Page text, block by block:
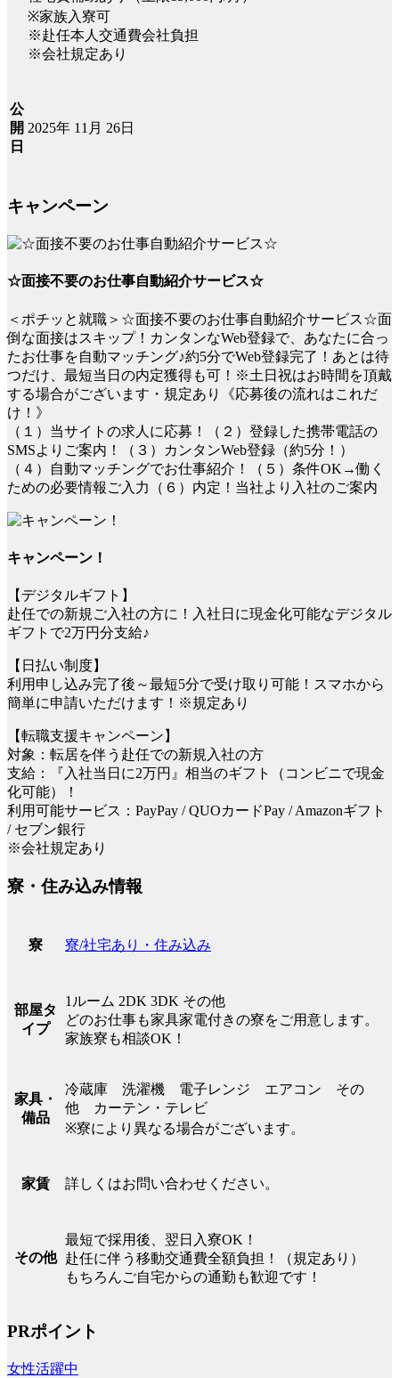
※家族入寮可
※赴任本人交通費会社負担
※会社規定あり
公
開
日
2025年 11月 26日
キャンペーン
☆面接不要のお仕事自動紹介サービス☆
＜ポチッと就職＞☆面接不要のお仕事自動紹介サービス☆面
倒な面接はスキップ！カンタンなWeb登録で、あなたに合っ
たお仕事を自動マッチング♪約5分でWeb登録完了！あとは待
つだけ、最短当日の内定獲得も可！※土日祝はお時間を頂戴
する場合がございます・規定あり《応募後の流れはこれだ
け！》
（１）当サイトの求人に応募！（２）登録した携帯電話の
SMSよりご案内！（３）カンタンWeb登録（約5分！）
（４）自動マッチングでお仕事紹介！（５）条件OK→働く
ための必要情報ご入力（６）内定！当社より入社のご案内
キャンペーン！
【デジタルギフト】
赴任での新規ご入社の方に！入社日に現金化可能なデジタル
ギフトで2万円分支給♪
【日払い制度】
利用申し込み完了後～最短5分で受け取り可能！スマホから
簡単に申請いただけます！※規定あり
【転職支援キャンペーン】
対象：転居を伴う赴任での新規入社の方
支給：『入社当日に2万円』相当のギフト（コンビニで現金
化可能）！
利用可能サービス：PayPay / QUOカードPay / Amazonギフト
/ セブン銀行
※会社規定あり
寮・住み込み情報
寮 寮/社宅あり・住み込み
部屋タ
イプ
1ルーム 2DK 3DK その他
どのお仕事も家具家電付きの寮をご用意します。
家族寮も相談OK！
家具・
備品
冷蔵庫 洗濯機 電子レンジ エアコン その
他 カーテン・テレビ
※寮により異なる場合がございます。
家賃 詳しくはお問い合わせください。
その他
最短で採用後、翌日入寮OK！
赴任に伴う移動交通費全額負担！（規定あり）
もちろんご自宅からの通勤も歓迎です！
PRポイント
女性活躍中